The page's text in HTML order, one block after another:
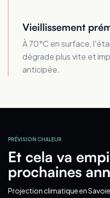
Vieillissement
À 70°C en surface,
dégrade plus vite et
anticipée.
PRÉVISION CHALEUR
Et cela va
prochaines
Projection climatiqueen Savoie